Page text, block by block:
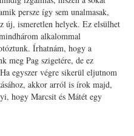
persze így sem unalmasak,
új, ismeretlen helyek. Ez elsülhet
alkalommal
Írhatnám, hogy a
meg Pag szigetére, de ez
egyszer végre sikerül eljutnom
akkor arról is írok majd,
hogy Marcsit és Mátét egy